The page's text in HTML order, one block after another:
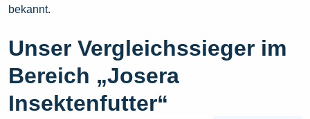
bekannt.
Unser Vergleichssieger im
Bereich „Josera
Insektenfutter“